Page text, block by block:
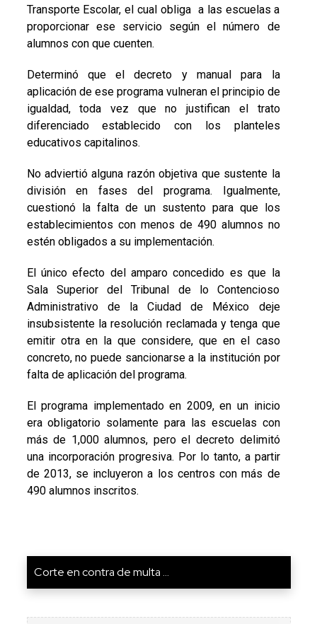
Transporte Escolar, el cual obliga a las escuelas a
proporcionar ese servicio según el número de
alumnos con que cuenten.
Determinó que el decreto y manual para la
aplicación de ese programa vulneran el principio de
igualdad, toda vez que no justifican el trato
diferenciado establecido con los planteles
educativos capitalinos.
No adviertió alguna razón objetiva que sustente la
división en fases del programa. Igualmente,
cuestionó la falta de un sustento para que los
establecimientos con menos de 490 alumnos no
estén obligados a su implementación.
El único efecto del amparo concedido es que la
Sala Superior del Tribunal de lo Contencioso
Administrativo de la Ciudad de México deje
insubsistente la resolución reclamada y tenga que
emitir otra en la que considere, que en el caso
concreto, no puede sancionarse a la institución por
falta de aplicación del programa.
El programa implementado en 2009, en un inicio
era obligatorio solamente para las escuelas con
más de 1,000 alumnos, pero el decreto delimitó
una incorporación progresiva. Por lo tanto, a partir
de 2013, se incluyeron a los centros con más de
490 alumnos inscritos.
Corte en contra de multa ...